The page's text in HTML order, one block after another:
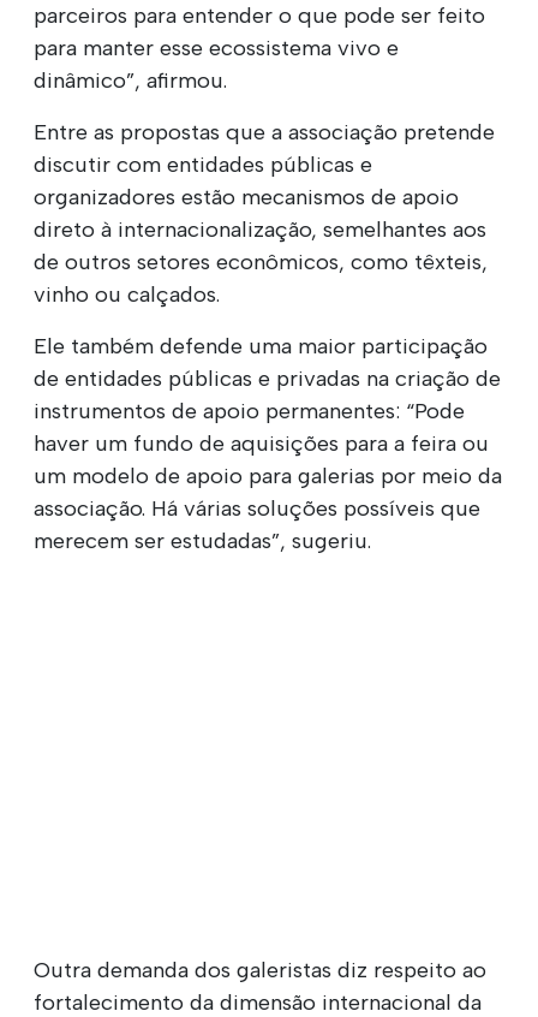
parceiros para entender o que pode ser feito
para manter esse ecossistema vivo e
dinâmico”, afirmou.
Entre as propostas que a associação pretende
discutir com entidades públicas e
organizadores estão mecanismos de apoio
direto à internacionalização, semelhantes aos
de outros setores econômicos, como têxteis,
vinho ou calçados.
Ele também defende uma maior participação
de entidades públicas e privadas na criação de
instrumentos de apoio permanentes: “Pode
haver um fundo de aquisições para a feira ou
um modelo de apoio para galerias por meio da
associação. Há várias soluções possíveis que
merecem ser estudadas”, sugeriu.
Outra demanda dos galeristas diz respeito ao
fortalecimento da dimensão internacional da